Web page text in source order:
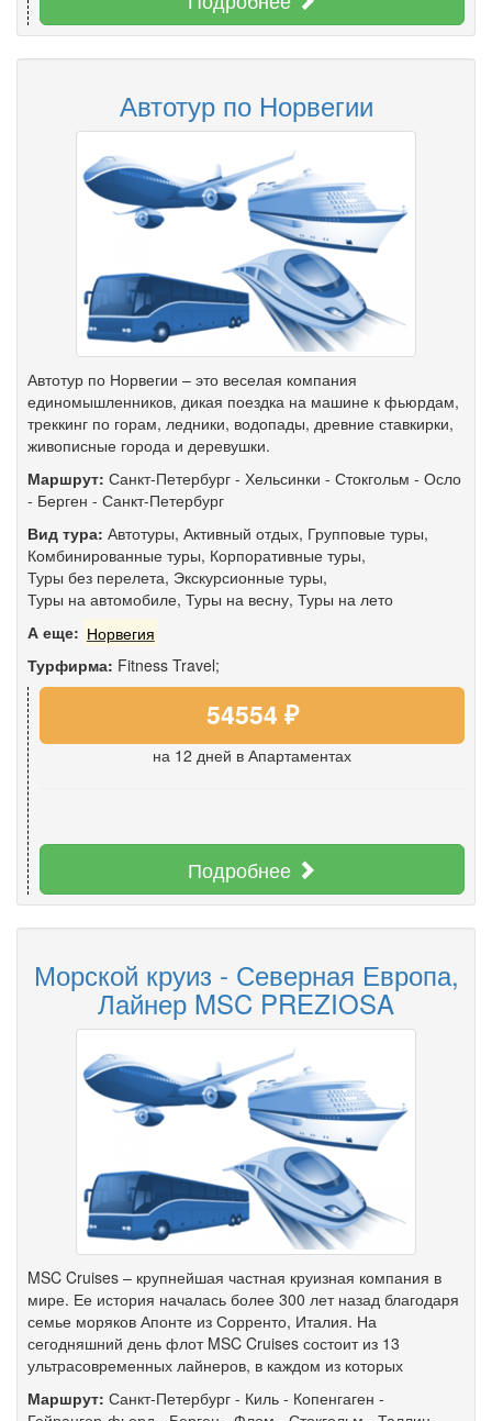
Автотур по Норвегии
Автотур по Норвегии – это веселая компания
единомышленников, дикая поездка на машине к фьюрдам,
треккинг по горам, ледники, водопады, древние ставкирки,
живописные города и деревушки.
Маршрут: Санкт-Петербург - Хельсинки - Стокгольм - Осло
- Берген - Санкт-Петербург
Вид тура: Автотуры, Активный отдых, Групповые туры,
Комбинированные туры, Корпоративные туры,
Туры без перелета, Экскурсионные туры,
Туры на автомобиле, Туры на весну, Туры на лето
А еще: Норвегия
Турфирма: Fitness Travel;
54554 ₽
на 12 дней в Апартаментах
Подробнее
Морской круиз - Северная Европа,
Лайнер MSC PREZIOSA
MSC Cruises – крупнейшая частная круизная компания в
мире. Ее история началась более 300 лет назад благодаря
семье моряков Апонте из Сорренто, Италия. На
сегодняшний день флот MSC Cruises состоит из 13
ультрасовременных лайнеров, в каждом из которых
Маршрут: Санкт-Петербург - Киль - Копенгаген -